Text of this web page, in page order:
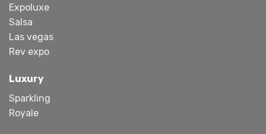
Expoluxe
Salsa
Las vegas
Rev expo
Luxury
Sparkling
Royale